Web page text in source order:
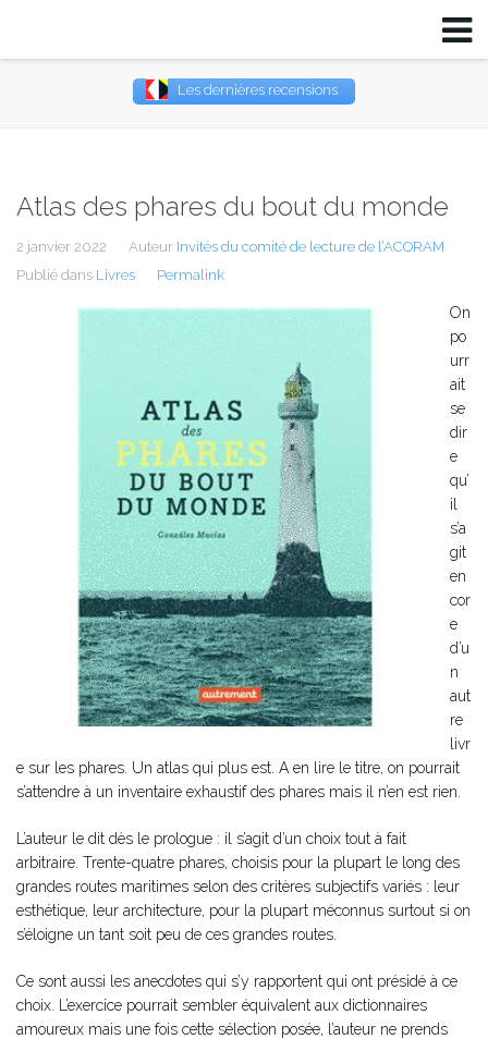
Les dernières recensions
Atlas des phares du bout du monde
2 janvier 2022 Auteur Invités du comité de lecture de l’ACORAM
Publié dans Livres Permalink
On
po
urr
ait
se
dir
e
qu’
il
s’a
git
en
cor
e
d’u
n
aut
re
livr
e sur les phares. Un atlas qui plus est. A en lire le titre, on pourrait
s’attendre à un inventaire exhaustif des phares mais il n’en est rien.
L’auteur le dit dès le prologue : il s’agit d’un choix tout à fait
arbitraire. Trente-quatre phares, choisis pour la plupart le long des
grandes routes maritimes selon des critères subjectifs variés : leur
esthétique, leur architecture, pour la plupart méconnus surtout si on
s’éloigne un tant soit peu de ces grandes routes.
Ce sont aussi les anecdotes qui s’y rapportent qui ont présidé à ce
choix. L’exercice pourrait sembler équivalent aux dictionnaires
amoureux mais une fois cette sélection posée, l’auteur ne prends